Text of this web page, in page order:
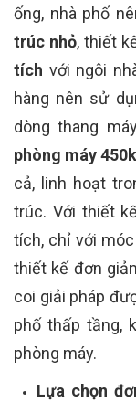
ống, nhà phố
trúc nhỏ, thiết
tích với ngôi
hàng nên sử
dòng thang
phòng máy
cả, linh hoạt
trúc. Với thiết
tích, chỉ với
thiết kế đơn
coi giải pháp
phố thấp tầng,
phòng máy.
Lựa chọn